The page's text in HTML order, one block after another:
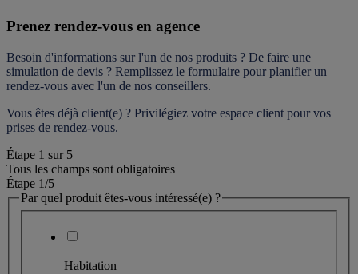
Prenez rendez-vous en agence
Besoin d'informations sur l'un de nos produits ? De faire une
simulation de devis ? Remplissez le formulaire pour planifier un
rendez-vous avec l'un de nos conseillers.
Vous êtes déjà client(e) ? Privilégiez votre espace client pour vos
prises de rendez-vous.
Étape 1 sur 5
Tous les champs sont obligatoires
Étape 1/5
Par quel produit êtes-vous intéressé(e) ?
Habitation